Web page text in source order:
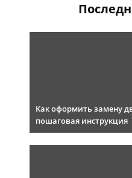
Как оформить замену
пошаговая инструкция